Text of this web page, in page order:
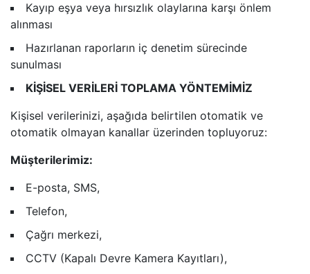
Kayıp eşya veya hırsızlık olaylarına karşı önlem
alınması
Hazırlanan raporların iç denetim sürecinde
sunulması
KİŞİSEL VERİLERİ TOPLAMA YÖNTEMİMİZ
Kişisel verilerinizi, aşağıda belirtilen otomatik ve
otomatik olmayan kanallar üzerinden topluyoruz:
Müşterilerimiz:
E-posta, SMS,
Telefon,
Çağrı merkezi,
CCTV (Kapalı Devre Kamera Kayıtları),